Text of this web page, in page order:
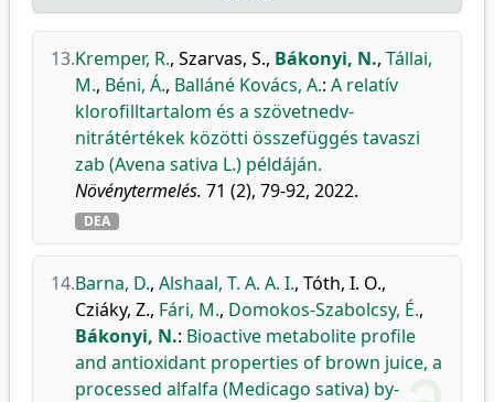
13.Kremper, R., Szarvas, S., Bákonyi, N., Tállai,
M., Béni, Á., Balláné Kovács, A.: A relatív
klorofilltartalom és a szövetnedv-
nitrátértékek közötti összefüggés tavaszi
zab (Avena sativa L.) példáján.
Növénytermelés. 71 (2), 79-92, 2022.
DEA
14.Barna, D., Alshaal, T. A. A. I., Tóth, I. O.,
Cziáky, Z., Fári, M., Domokos-Szabolcsy, É.,
Bákonyi, N.: Bioactive metabolite profile
and antioxidant properties of brown juice, a
processed alfalfa (Medicago sativa) by-